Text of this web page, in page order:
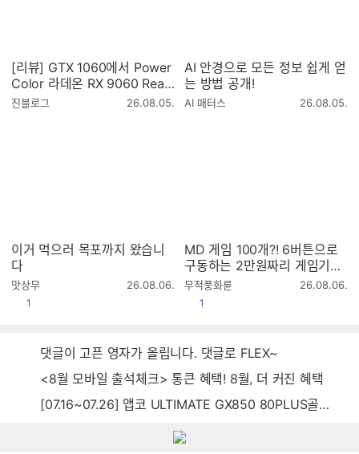
[리뷰] GTX 1060에서 Power
Color 라데온 RX 9060 Reap
er 8GB로 바꿨더니안 돌아가
진블로그
작
26.08.05.
AI 안경으로 모든 정보 쉽게 얻
는 방법 공개!
AI 매터스
작
26.08.05.
이거 먹으러 목포까지 왔습니
다
맛상무
작
26.08.06.
1
MD 게임 100개?! 6버튼으로
구동하는 2만원짜리 게임기는
과연?
무적풍화륜
작
26.08.06.
1
댓글이 고픈 영자가 올립니다. 댓글로 FLEX~
<8월 모바일 출석체크> 통큰 혜택! 8월, 더 커진 혜택
[07.16~07.26] 앱코 ULTIMATE GX850 80PLUS골드 풀모듈러 ATX3.0 블랙